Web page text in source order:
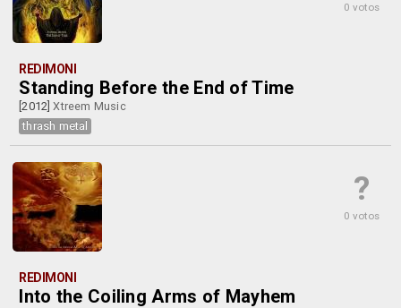
0 votos
REDIMONI
Standing Before the End of Time
[2012]Xtreem Music
thrash metal
?
0 votos
REDIMONI
Into the Coiling Arms of Mayhem